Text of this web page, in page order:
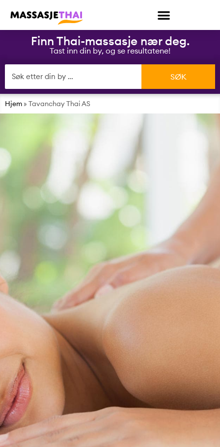
Finn Thai-massasje nær deg.
Tast inn din by, og se resultatene!
Hjem » Tavanchay Thai AS